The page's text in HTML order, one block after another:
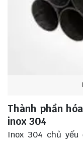
Thành phần
inox 304
Inox 304 chủ